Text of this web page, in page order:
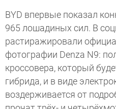
BYD впервые показал
965 лошадиных сил. В
растиражировали
фотографии Denza N9:
кроссовера, который
гибрида, и в виде
воздерживается от